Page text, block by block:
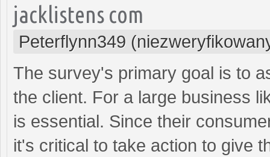
jacklistens com
Peterflynn349
The survey's primary goal is to
the client. For a large business
is essential. Since their
it's critical to take action to give